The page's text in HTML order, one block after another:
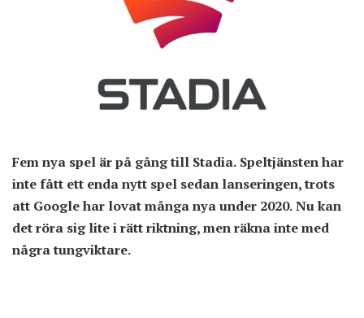
Fem nya spel är på gång till Stadia. Speltjänsten har
inte fått ett enda nytt spel sedan lanseringen, trots
att Google har lovat många nya under 2020. Nu kan
det röra sig lite i rätt riktning, men räkna inte med
några tungviktare.